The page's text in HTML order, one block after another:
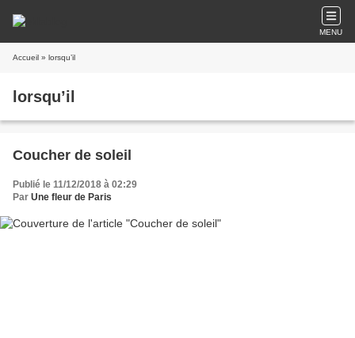
MENU
Accueil » lorsqu’il
lorsqu’il
Coucher de soleil
Publié le 11/12/2018 à 02:29
Par Une fleur de Paris